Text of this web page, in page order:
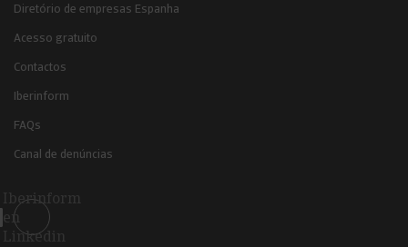
Diretório de empresas Espanha
Acesso gratuito
Contactos
Iberinform
FAQs
Canal de denúncias
Iberinform
en
Linkedin